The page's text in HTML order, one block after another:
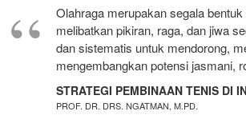
Olahraga merupakan segala
melibatkan pikiran, raga, dan jiwa
dan sistematis untuk mendorong,
mengembangkan potensi jasmani,
STRATEGI PEMBINAAN TENIS DI
PROF. DR. DRS. NGATMAN, M.PD.